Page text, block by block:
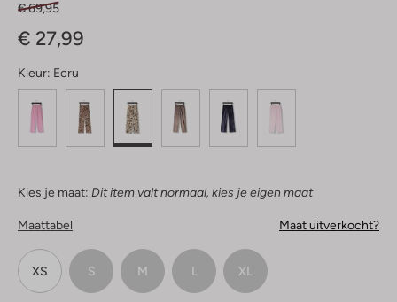
€ 69,95
€ 27,99
Kleur: Ecru
Kies je maat: Dit item valt normaal, kies je eigen maat
Maattabel Maat uitverkocht?
XS S M L XL